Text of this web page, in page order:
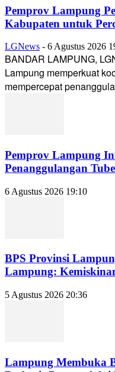
Pemprov Lampung
Kabupaten untuk
LGNews - 6 Agustus 2026
BANDAR LAMPUNG,
Lampung memperkuat
mempercepat
Pemprov Lampung
Penanggulangan
6 Agustus 2026 19:10
BPS Provinsi
Lampung:
5 Agustus 2026 20:36
Lampung Membuka